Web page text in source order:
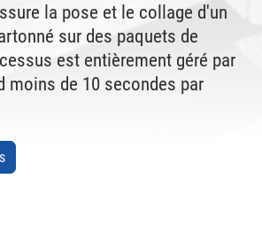
la pose et le collage d'un
sur des paquets de
est entièrement géré par
moins de 10 secondes par